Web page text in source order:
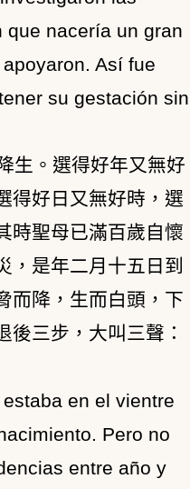
que nacería un gran
Así fue
su gestación sin
生。選得好年又無好
得好日又無好時，選
時聖母已滿百歲自懷
，是年二月十五日到
而降，生而白頭，下
後三步，大叫三聲：
en el vientre
Pero no
entre año y